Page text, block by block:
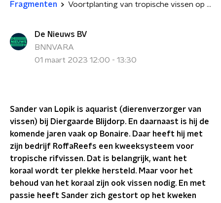
Fragmenten Voortplanting van tropische vissen op Bonaire
De Nieuws BV
BNNVARA
01 maart 2023 12:00 - 13:30
Sander van Lopik is aquarist (dierenverzorger van
vissen) bij Diergaarde Blijdorp. En daarnaast is hij de
komende jaren vaak op Bonaire. Daar heeft hij met
zijn bedrijf RoffaReefs een kweeksysteem voor
tropische rifvissen. Dat is belangrijk, want het
koraal wordt ter plekke hersteld. Maar voor het
behoud van het koraal zijn ook vissen nodig. En met
passie heeft Sander zich gestort op het kweken